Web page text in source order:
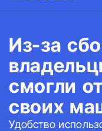
Из-за
смогли
своих
Удобство